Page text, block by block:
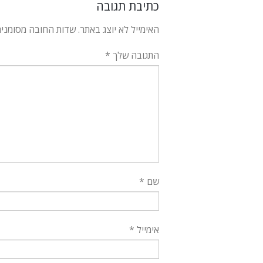
כתיבת תגובה
האימייל לא יוצג באתר.שדות החובה
התגובה שלך *
שם *
אימייל *